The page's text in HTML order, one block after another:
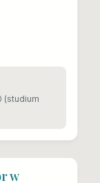
(studium
w